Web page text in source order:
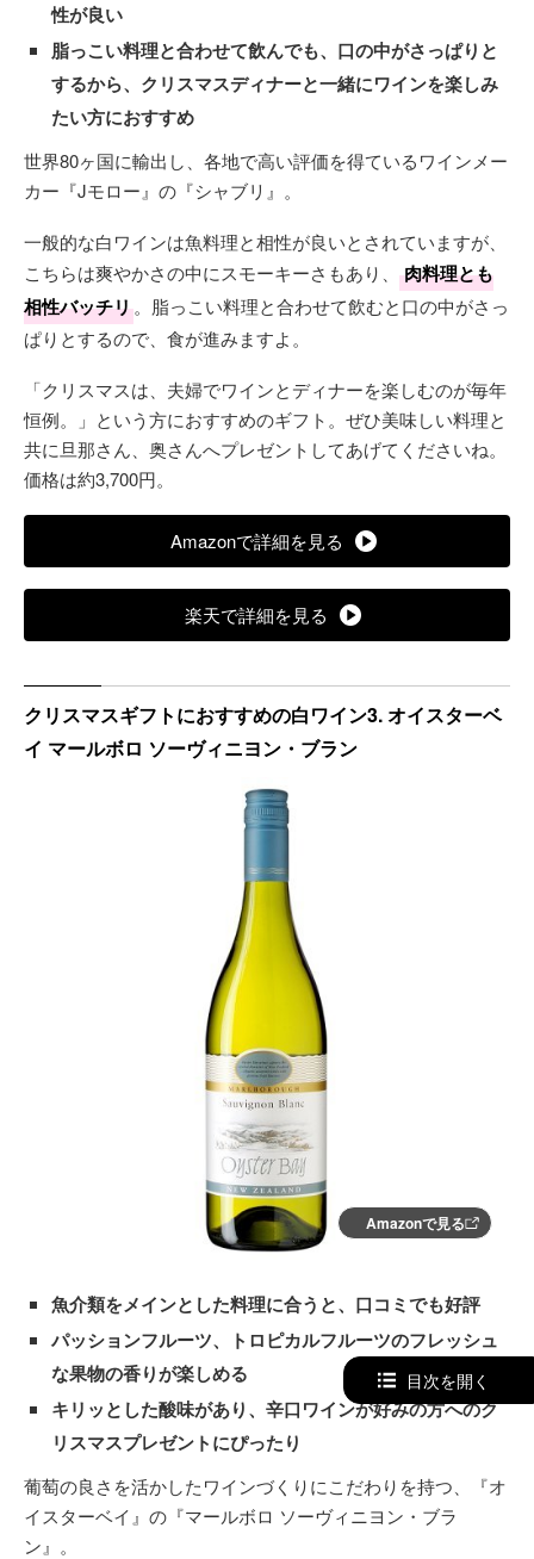
性が良い
脂っこい料理と合わせて飲んでも、口の中がさっぱりと
するから、クリスマスディナーと一緒にワインを楽しみ
たい方におすすめ
世界80ヶ国に輸出し、各地で高い評価を得ているワインメー
カー『Jモロー』の『シャブリ』。
一般的な白ワインは魚料理と相性が良いとされていますが、
こちらは爽やかさの中にスモーキーさもあり、
肉料理とも
相性バッチリ。脂っこい料理と合わせて飲むと口の中がさっ
ぱりとするので、食が進みますよ。
「クリスマスは、夫婦でワインとディナーを楽しむのが毎年
恒例。」という方におすすめのギフト。ぜひ美味しい料理と
共に旦那さん、奥さんへプレゼントしてあげてくださいね。
価格は約3,700円。
Amazonで詳細を見る
楽天で詳細を見る
クリスマスギフトにおすすめの白ワイン3. オイスターベ
イ マールボロ ソーヴィニヨン・ブラン
Amazonで見る
魚介類をメインとした料理に合うと、口コミでも好評
パッションフルーツ、トロピカルフルーツのフレッシュ
な果物の香りが楽しめる
キリッとした酸味があり、辛口ワインが好みの方へのク
リスマスプレゼントにぴったり
葡萄の良さを活かしたワインづくりにこだわりを持つ、『オ
イスターベイ』の『マールボロ ソーヴィニヨン・ブラ
ン』。
目次を開く